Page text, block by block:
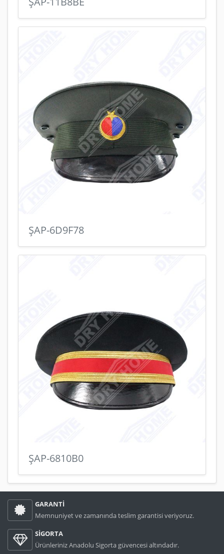
ŞAP-6D9F78
ŞAP-6810B0
GARANTİ
Memnuniyet ve zamanında teslim garantisi veriyoruz.
SİGORTA
Ürünleriniz Anadolu Sigorta güvencesi altındadır.